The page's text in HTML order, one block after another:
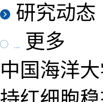
研究动态
更多
中国海洋